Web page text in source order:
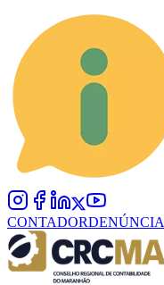
CONTADORDENÚNCIA